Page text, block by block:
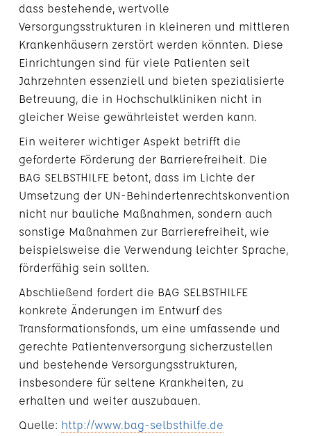
dass bestehende, wertvolle
Versorgungsstrukturen in kleineren und mittleren
Krankenhäusern zerstört werden könnten. Diese
Einrichtungen sind für viele Patienten seit
Jahrzehnten essenziell und bieten spezialisierte
Betreuung, die in Hochschulkliniken nicht in
gleicher Weise gewährleistet werden kann.
Ein weiterer wichtiger Aspekt betrifft die
geforderte Förderung der Barrierefreiheit. Die
BAG SELBSTHILFE betont, dass im Lichte der
Umsetzung der UN-Behindertenrechtskonvention
nicht nur bauliche Maßnahmen, sondern auch
sonstige Maßnahmen zur Barrierefreiheit, wie
beispielsweise die Verwendung leichter Sprache,
förderfähig sein sollten.
Abschließend fordert die BAG SELBSTHILFE
konkrete Änderungen im Entwurf des
Transformationsfonds, um eine umfassende und
gerechte Patientenversorgung sicherzustellen
und bestehende Versorgungsstrukturen,
insbesondere für seltene Krankheiten, zu
erhalten und weiter auszubauen.
Quelle: http://www.bag-selbsthilfe.de